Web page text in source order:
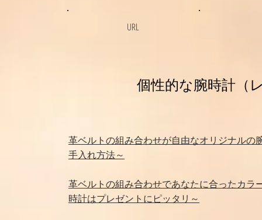
URL
革ベルトの組み合わせが自由なオリジナル
手入れ方法～
革ベルトの組み合わせであなたに合ったカ
時計はプレゼントにピッタリ～
個性的な腕時計（